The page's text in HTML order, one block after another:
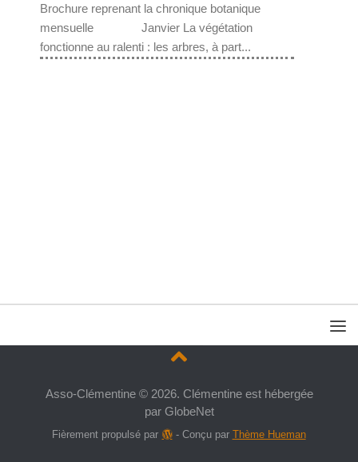
Brochure reprenant la chronique botanique
mensuelle Janvier La végétation
fonctionne au ralenti : les arbres, à part...
Asso-Clémentine © 2026. Clémentine est hébergée
par GlobeNet
Fièrement propulsé par - Conçu par Thème Hueman